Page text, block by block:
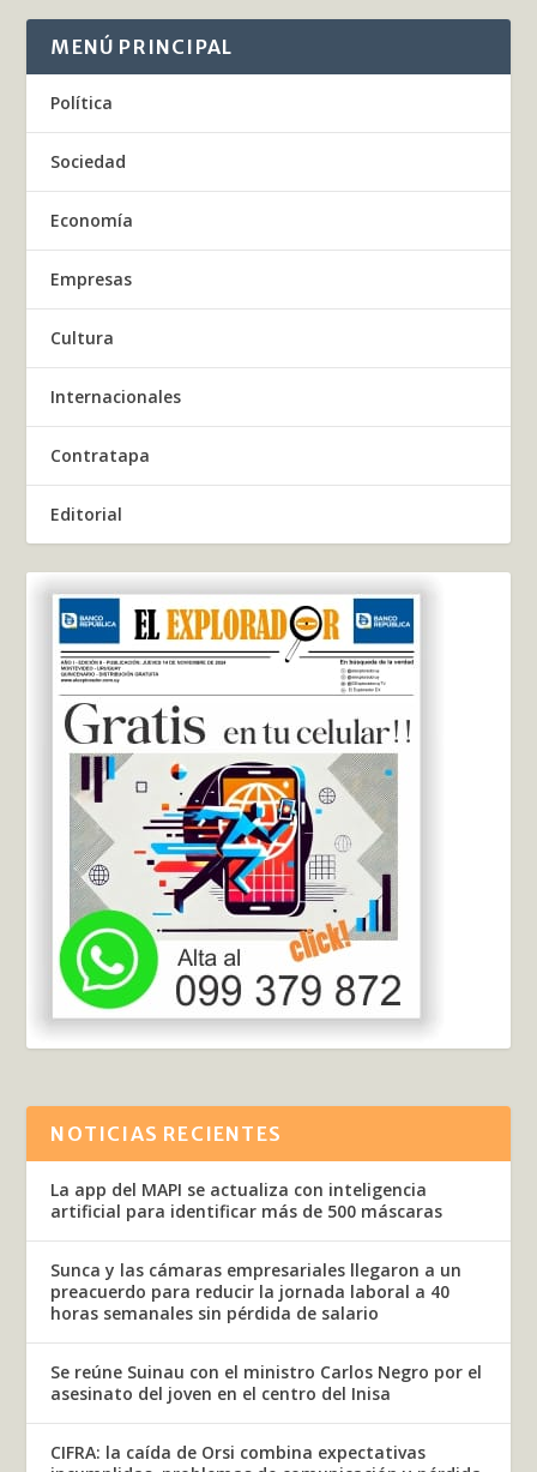
MENÚ PRINCIPAL
Política
Sociedad
Economía
Empresas
Cultura
Internacionales
Contratapa
Editorial
NOTICIAS RECIENTES
La app del MAPI se actualiza con inteligencia
artificial para identificar más de 500 máscaras
Sunca y las cámaras empresariales llegaron a un
preacuerdo para reducir la jornada laboral a 40
horas semanales sin pérdida de salario
Se reúne Suinau con el ministro Carlos Negro por el
asesinato del joven en el centro del Inisa
CIFRA: la caída de Orsi combina expectativas